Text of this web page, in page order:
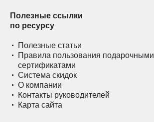
Полезные ссылки
по ресурсу
Полезные статьи
Правила пользования подарочными
сертификатами
Система скидок
О компании
Контакты руководителей
Карта сайта